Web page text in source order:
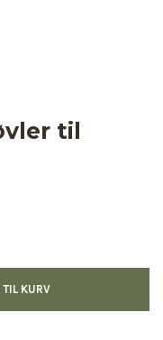
til
KURV